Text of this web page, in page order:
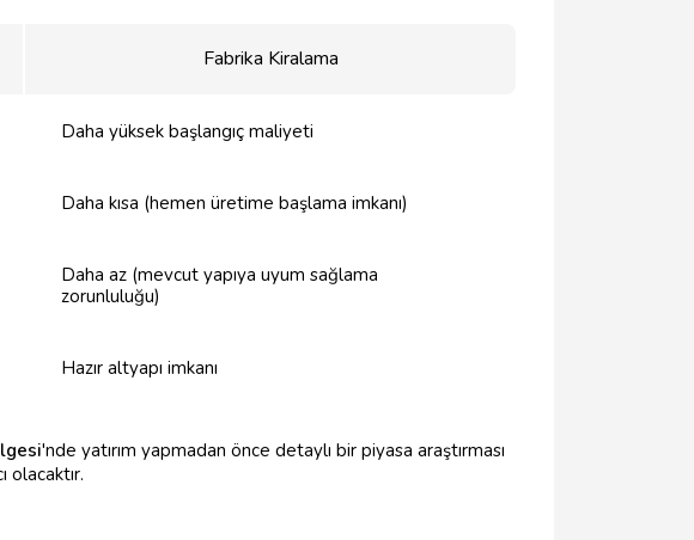
Fabrika Kiralama
Daha yüksek başlangıç maliyeti
Daha kısa (hemen üretime başlama imkanı)
Daha az (mevcut yapıya uyum sağlama
zorunluluğu)
Hazır altyapı imkanı
'nde yatırım yapmadan önce detaylı bir piyasa araştırması
olacaktır.